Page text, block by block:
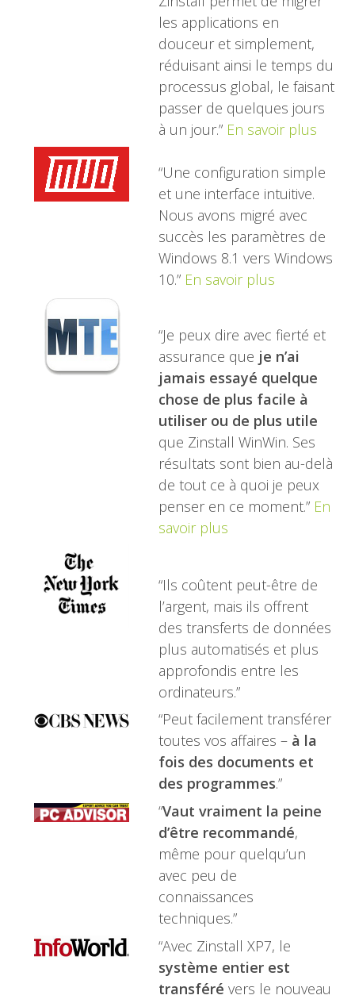
les applications en
douceur et simplement,
réduisant ainsi le temps du
processus global, le faisant
passer de quelques jours
à un jour.” En savoir plus
“Une configuration simple
et une interface intuitive.
Nous avons migré avec
succès les paramètres de
Windows 8.1 vers Windows
10.” En savoir plus
“Je peux dire avec fierté et
assurance que je n’ai
jamais essayé quelque
chose de plus facile à
utiliser ou de plus utile
que Zinstall WinWin. Ses
résultats sont bien au-delà
de tout ce à quoi je peux
penser en ce moment.” En
savoir plus
“Ils coûtent peut-être de
l’argent, mais ils offrent
des transferts de données
plus automatisés et plus
approfondis entre les
ordinateurs.”
“Peut facilement transférer
toutes vos affaires – à la
fois des documents et
des programmes.”
“Vaut vraiment la peine
d’être recommandé,
même pour quelqu’un
avec peu de
connaissances
techniques.”
“Avec Zinstall XP7, le
système entier est
transféré vers le nouveau